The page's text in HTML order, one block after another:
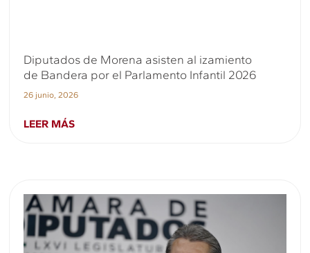
Diputados de Morena asisten al izamiento
de Bandera por el Parlamento Infantil 2026
26 junio, 2026
LEER MÁS